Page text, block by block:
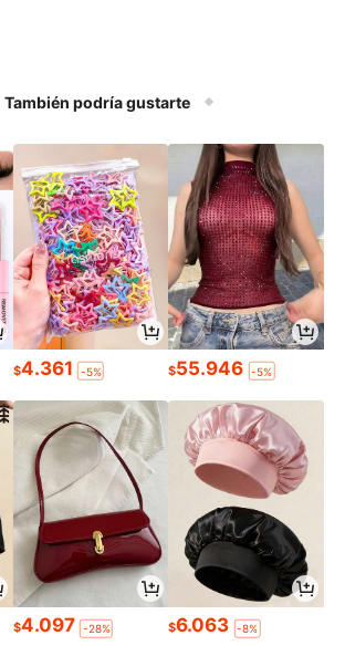
También podría gustarte
$4.361 -5% $55.946 -5%
$4.097 -28% $6.063 -8%